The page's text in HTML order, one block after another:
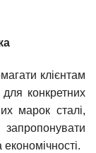
клієнтам
конкретних
марок сталі,